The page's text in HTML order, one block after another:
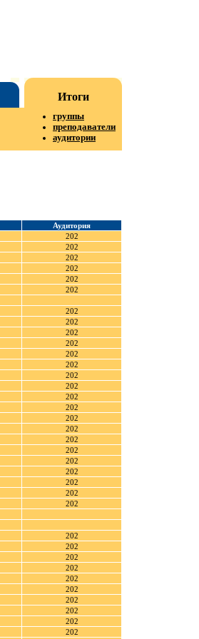
Итоги
группы
преподаватели
аудитории
Аудитория
202
202
202
202
202
202
202
202
202
202
202
202
202
202
202
202
202
202
202
202
202
202
202
202
202
202
202
202
202
202
202
202
202
202
202